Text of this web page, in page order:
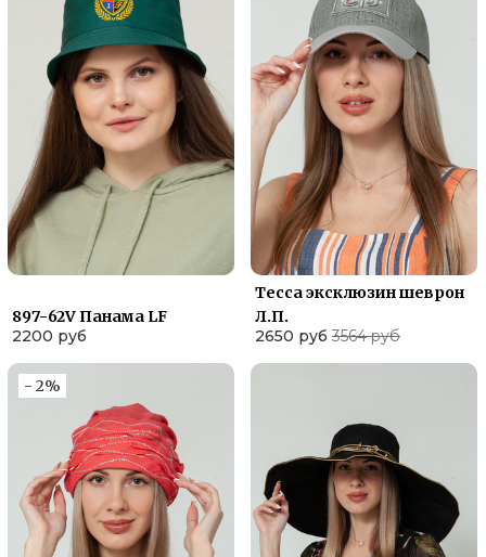
897-62V Панама LF
2200 руб
Тесса эксклюзин шеврон
Л.П.
2650 руб 3564 руб
- 2%